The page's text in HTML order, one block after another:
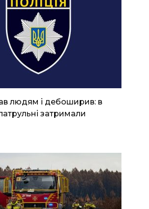
людям і дебоширив: в
затримали